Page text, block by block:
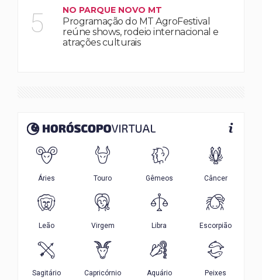
5 NO PARQUE NOVO MT
Programação do MT AgroFestival
reúne shows, rodeio internacional e
atrações culturais